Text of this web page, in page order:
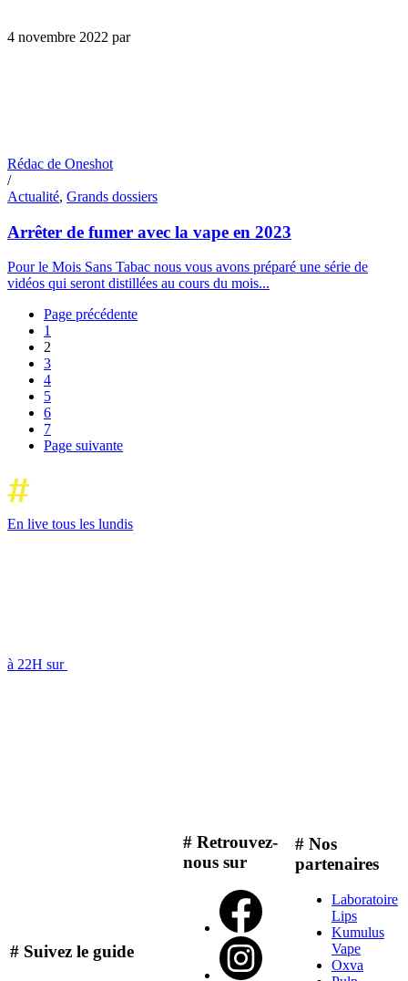
4 novembre 2022 par
Rédac de Oneshot
/
Actualité, Grands dossiers
Arrêter de fumer avec la vape en 2023
Pour le Mois Sans Tabac nous vous avons préparé une série de
vidéos qui seront distillées au cours du mois...
Page précédente
1
2
3
4
5
6
7
Page suivante
En live tous les lundis
à 22H sur
# Suivez le guide
# Retrouvez-
nous sur
# Nos
partenaires
Laboratoire
Lips
Kumulus
Vape
Oxva